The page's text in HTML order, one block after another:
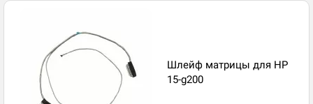
Шлейф матрицы для HP
15-g200